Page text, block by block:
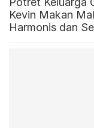
Kevin Makan
Harmonis dan